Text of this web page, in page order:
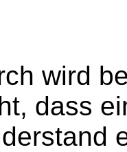
wird
dass